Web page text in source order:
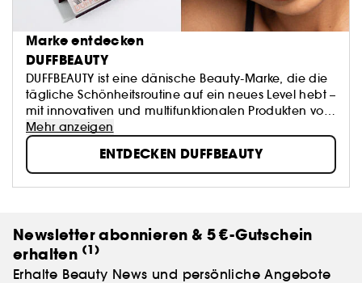
Marke entdecken
DUFFBEAUTY
DUFFBEAUTY ist eine dänische Beauty-Marke, die die
tägliche Schönheitsroutine auf ein neues Level hebt –
mit innovativen und multifunktionalen Produkten von
höchster Qualität. Ihre sorgfältig entwickelten
Produkte bieten einen intuitiven Ansatz für Make-up,
bei dem Benutzerfreundlichkeit und kompromisslose
Qualität Hand in Hand gehen.
Schönheit ist mehr als nur ein Aussehen – sie ist ein
ein perfektes Ergebnis garantieren, sodass es einfach
ist, einen hektischen Alltag mit einem durchdachten
Look zu kombinieren.
Mehr anzeigen
ENTDECKEN DUFFBEAUTY
Newsletter abonnieren & 5 €-Gutschein
erhalten (1)
Erhalte Beauty News und persönliche Angebote